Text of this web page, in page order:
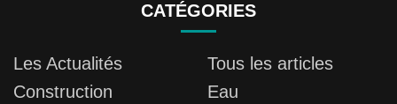
CATÉGORIES
Les Actualités
Tous les articles
Construction
Eau